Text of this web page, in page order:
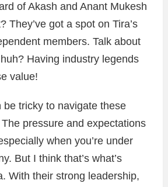
of Akash and Anant Mukesh
They’ve got a spot on Tira’s
members. Talk about
Having industry legends
value!
be tricky to navigate these
pressure and expectations
when you’re under
But I think that’s what’s
With their strong leadership,